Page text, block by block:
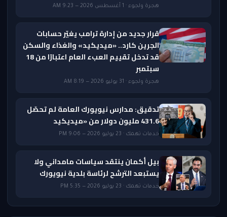
هجرة ولجوء · 1 أغسطس 2026 — 9:23 AM
قرار جديد من إدارة ترامب يغيّر حسابات
الجرين كارد.. «ميديكيد» والغذاء والسكن
قد تدخل تقييم العبء العام اعتبارًا من 18
سبتمبر
هجرة ولجوء · 31 يوليو 2026 — 8:19 AM
تدقيق: مدارس نيويورك العامة لم تحصّل
431.6 مليون دولار من «ميديكيد
خدمات تهمك · 23 يوليو 2026 — 9:06 PM
بيل أكمان ينتقد سياسات مامداني ولا
يستبعد الترشح لرئاسة بلدية نيويورك
خدمات تهمك · 23 يوليو 2026 — 5:35 PM